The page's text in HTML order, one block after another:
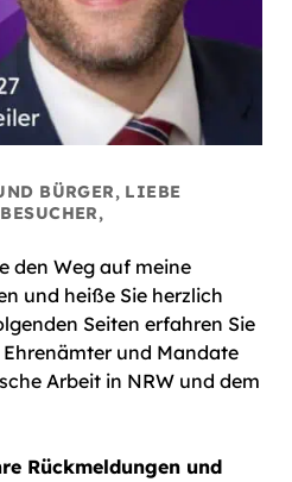
BÜRGER, LIEBE
den Weg auf meine
und heiße Sie herzlich
Seiten erfahren Sie
und Mandate
Arbeit in NRW und dem
Rückmeldungen und